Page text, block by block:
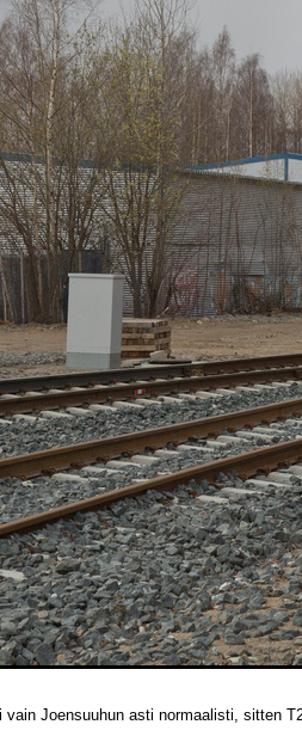
Joensuuhun asti normaalisti, sitten